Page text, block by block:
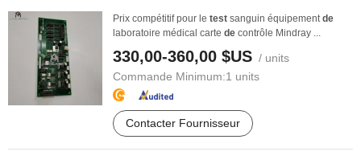
Prix compétitif pour le test sanguin équipementde
laboratoire médical carte de contrôle Mindray ...
330,00-360,00 $US / units
Commande Minimum:1 units
Contacter Fournisseur